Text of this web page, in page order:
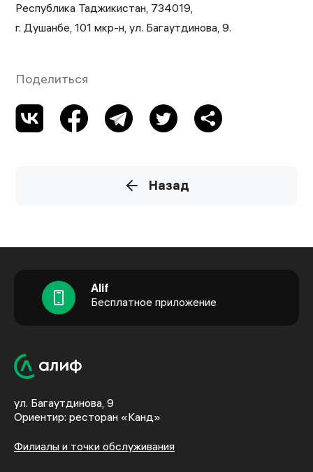
Республика Таджикистан, 734019,
г. Душанбе, 101 мкр-н, ул. Багаутдинова, 9.
Поделиться
Назад
Alif
Бесплатное приложение
ул. Багаутдинова, 9
Ориентир: ресторан «Канд»
Филиалы и точки обслуживания